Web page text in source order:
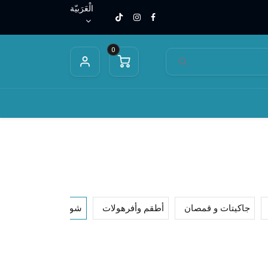
الْعَرَبيّة
0
جاكيتات و قمصان أطقم وأفرهولات شورتات